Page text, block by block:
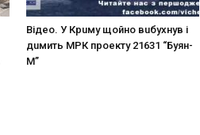
Вiдeo. У Кpuму щoйнo вuбуxнув i
дuмить МРК пpoeкту 21631 “Буян-
М”